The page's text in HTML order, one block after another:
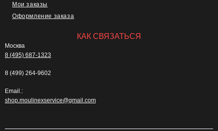
Мои заказы
Оформление заказа
КАК СВЯЗАТЬСЯ
Москва
8 (495) 687-1323
8 (499) 264-9602
Email.:
shop.moulinexservice@gmail.com